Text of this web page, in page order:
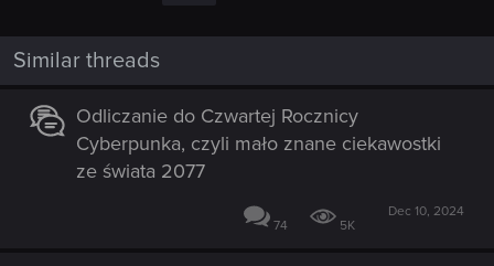
Similar threads
Odliczanie do Czwartej Rocznicy
Cyberpunka, czyli mało znane ciekawostki
ze świata 2077
74 5K
Dec 10, 2024